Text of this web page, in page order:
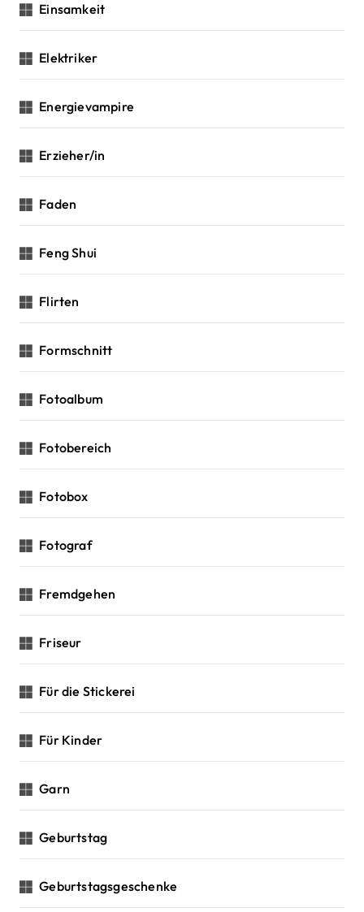
Einsamkeit
Elektriker
Energievampire
Erzieher/in
Faden
Feng Shui
Flirten
Formschnitt
Fotoalbum
Fotobereich
Fotobox
Fotograf
Fremdgehen
Friseur
Für die Stickerei
Für Kinder
Garn
Geburtstag
Geburtstagsgeschenke